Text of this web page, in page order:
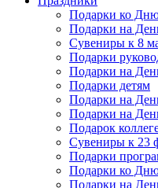
Подарки ко
Подарки на
Сувениры к 8
Подарки
Подарки на
Подарки детям
Подарки на
Подарки на
Подарок
Сувениры к 23
Подарки
Подарки ко
Подарки на